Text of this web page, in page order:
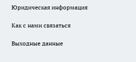
Юридическая информация
Как с нами связаться
Выходные данные